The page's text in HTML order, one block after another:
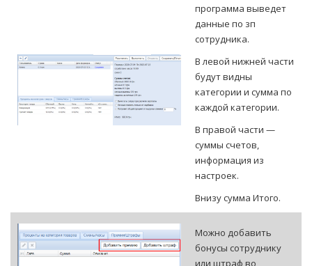
программа выведет
данные по зп
сотрудника.
В левой нижней части
будут видны
категории и сумма по
каждой категории.
В правой части —
суммы счетов,
информация из
настроек.
Внизу сумма Итого.
Можно добавить
бонусы сотруднику
или штраф во